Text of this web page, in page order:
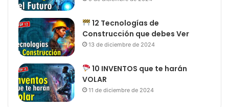
12 Tecnologías de
Construcción que debes Ver
13 de diciembre de 2024
10 INVENTOS que te harán
VOLAR
11 de diciembre de 2024